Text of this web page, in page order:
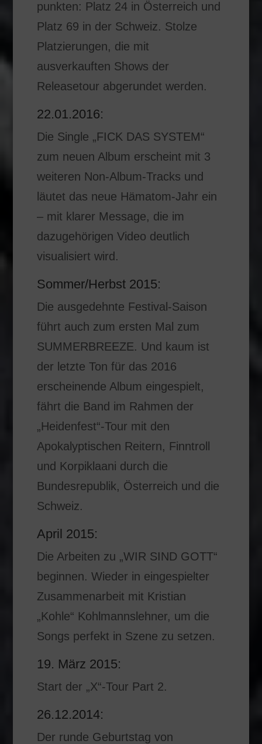
punkten: Platz 24 in Österreich und
Platz 69 in der Schweiz. Stolze
Platzierungen, die mit
ausverkauften Shows der
Releasetour abgerundet werden.
22.01.2016:
Die Single „FICK DAS SYSTEM“
zum neuen Album erscheint mit 3
weiteren Non-Album-Tracks und
läutet das neue Hämatom-Jahr ein
– mit klarer Message, die im
dazugehörigen Video deutlich
visualisiert wird.
Sommer/Herbst 2015:
Die ausgedehnte Festival-Saison
führt auch zum ersten Mal zum
SUMMERBREEZE. Und kaum ist
der letzte Ton für das 2016
erscheinende Album eingespielt,
fährt die Band im Rahmen der
„Heidenfest“-Tour mit den
Apokalyptischen Reitern, Finntroll
und Korpiklaani durch die
Bundesrepublik, Österreich und die
Schweiz.
April 2015:
Die Arbeiten zu „WIR SIND GOTT“
beginnen. Wieder in eingespielter
Zusammenarbeit mit Kristian
„Kohle“ Kohlmannslehner, um die
Songs perfekt in Szene zu setzen.
19. März 2015:
Start der „X“-Tour Part 2.
26.12.2014:
Der runde Geburtstag von